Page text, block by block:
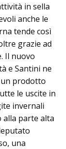
in sella
anche le
tende così
grazie ad
Il nuovo
e Santini ne
un prodotto
le uscite in
invernali
alla parte alta
una